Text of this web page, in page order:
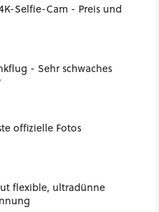
Selfie-Cam - Preis und
- Sehr schwaches
offizielle Fotos
flexible, ultradünne